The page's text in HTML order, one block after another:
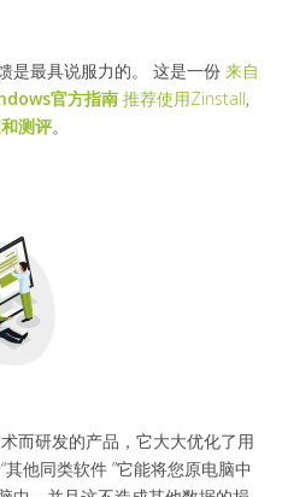
是最具说服力的。 这是一份 来自
官方指南 推荐使用Zinstall,
测评。
而研发的产品，它大大优化了用
他同类软件 ”它能将您原电脑中